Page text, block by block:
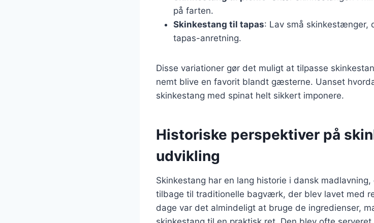
på farten.
Skinkestang til tapas: Lav små skinkestænger,
tapas-anretning.
Disse variationer gør det muligt at tilpasse
nemt blive en favorit blandt gæsterne. Uanset
skinkestang med spinat helt sikkert imponere.
Historiske perspektiver på
udvikling
Skinkestang har en lang historie i dansk
tilbage til traditionelle bagværk, der blev lavet med
dage var det almindeligt at bruge de ingredienser,